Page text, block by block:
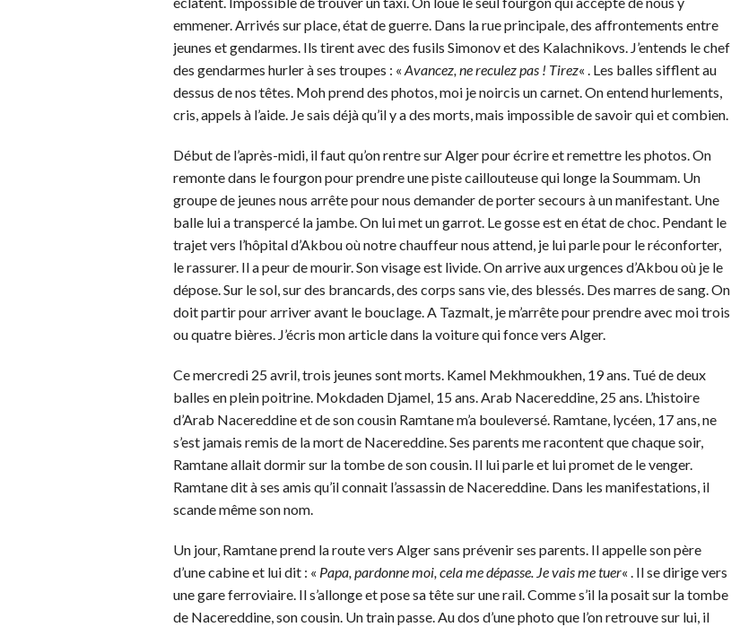
emmener. Arrivés sur place, état de guerre. Dans la rue principale, des affrontements entre
jeunes et gendarmes. Ils tirent avec des fusils Simonov et des Kalachnikovs. J’entends le chef
des gendarmes hurler à ses troupes : «Avancez, ne reculez pas ! Tirez« . Les balles sifflent au
dessus de nos têtes. Moh prend des photos, moi je noircis un carnet. On entend hurlements,
cris, appels à l’aide. Je sais déjà qu’il y a des morts, mais impossible de savoir qui et combien.
Début de l’après-midi, il faut qu’on rentre sur Alger pour écrire et remettre les photos. On
remonte dans le fourgon pour prendre une piste caillouteuse qui longe la Soummam. Un
groupe de jeunes nous arrête pour nous demander de porter secours à un manifestant. Une
balle lui a transpercé la jambe. On lui met un garrot. Le gosse est en état de choc. Pendant le
trajet vers l’hôpital d’Akbou où notre chauffeur nous attend, je lui parle pour le réconforter,
le rassurer. Il a peur de mourir. Son visage est livide. On arrive aux urgences d’Akbou où je le
dépose. Sur le sol, sur des brancards, des corps sans vie, des blessés. Des marres de sang. On
doit partir pour arriver avant le bouclage. A Tazmalt, je m’arrête pour prendre avec moi trois
ou quatre bières. J’écris mon article dans la voiture qui fonce vers Alger.
Ce mercredi 25 avril, trois jeunes sont morts. Kamel Mekhmoukhen, 19 ans. Tué de deux
balles en plein poitrine. Mokdaden Djamel, 15 ans. Arab Nacereddine, 25 ans. L’histoire
d’Arab Nacereddine et de son cousin Ramtane m’a bouleversé. Ramtane, lycéen, 17 ans, ne
s’est jamais remis de la mort de Nacereddine. Ses parents me racontent que chaque soir,
Ramtane allait dormir sur la tombe de son cousin. Il lui parle et lui promet de le venger.
Ramtane dit à ses amis qu’il connait l’assassin de Nacereddine. Dans les manifestations, il
scande même son nom.
Un jour, Ramtane prend la route vers Alger sans prévenir ses parents. Il appelle son père
d’une cabine et lui dit : « Papa, pardonne moi, cela me dépasse. Je vais me tuer« . Il se dirige vers
une gare ferroviaire. Il s’allonge et pose sa tête sur une rail. Comme s’il la posait sur la tombe
de Nacereddine, son cousin. Un train passe. Au dos d’une photo que l’on retrouve sur lui, il